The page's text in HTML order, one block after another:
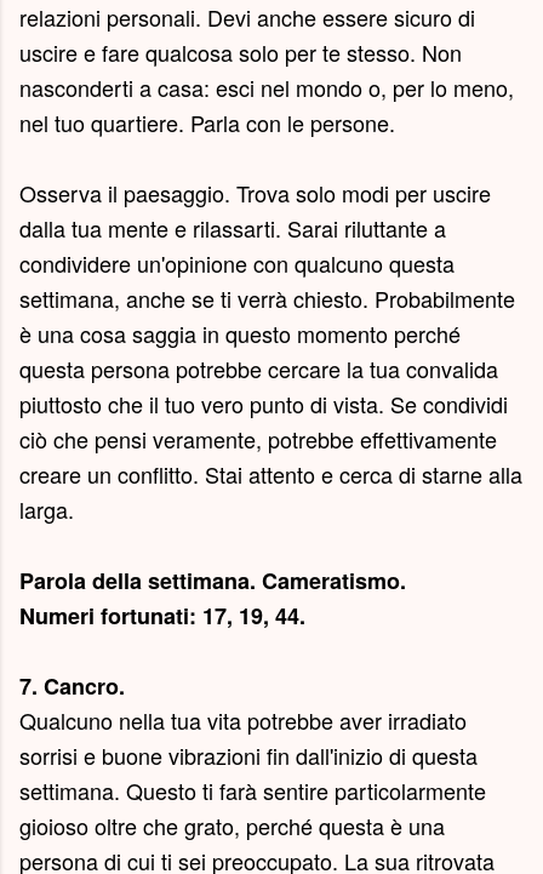
relazioni personali. Devi anche essere sicuro di
uscire e fare qualcosa solo per te stesso. Non
nasconderti a casa: esci nel mondo o, per lo meno,
nel tuo quartiere. Parla con le persone.
Osserva il paesaggio. Trova solo modi per uscire
dalla tua mente e rilassarti. Sarai riluttante a
condividere un'opinione con qualcuno questa
settimana, anche se ti verrà chiesto. Probabilmente
è una cosa saggia in questo momento perché
questa persona potrebbe cercare la tua convalida
piuttosto che il tuo vero punto di vista. Se condividi
ciò che pensi veramente, potrebbe effettivamente
creare un conflitto. Stai attento e cerca di starne alla
larga.
Parola della settimana. Cameratismo.
Numeri fortunati: 17, 19, 44.
7. Cancro.
Qualcuno nella tua vita potrebbe aver irradiato
sorrisi e buone vibrazioni fin dall'inizio di questa
settimana. Questo ti farà sentire particolarmente
gioioso oltre che grato, perché questa è una
persona di cui ti sei preoccupato. La sua ritrovata